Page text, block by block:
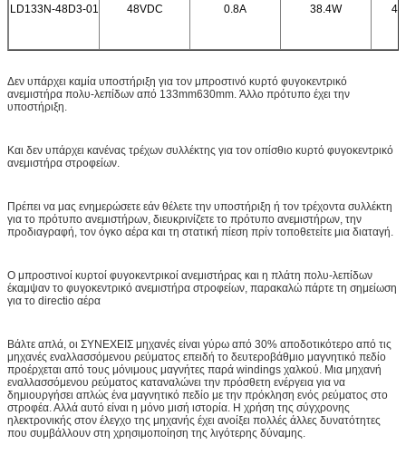
LD133N-48D3-01 48VDC 0.8A 38.4W
Δεν υπάρχει καμία υποστήριξη για τον μπροστινό κυρτό φυγοκεντρικό
ανεμιστήρα πολυ-λεπίδων από 133mm630mm. Άλλο πρότυπο έχει την
υποστήριξη.
Και δεν υπάρχει κανένας τρέχων συλλέκτης για τον οπίσθιο κυρτό φυγοκεντρικό
ανεμιστήρα στροφείων.
Πρέπει να μας ενημερώσετε εάν θέλετε την υποστήριξη ή τον τρέχοντα συλλέκτη
για το πρότυπο ανεμιστήρων, διευκρινίζετε το πρότυπο ανεμιστήρων, την
προδιαγραφή, τον όγκο αέρα και τη στατική πίεση πρίν τοποθετείτε μια διαταγή.
Ο μπροστινοί κυρτοί φυγοκεντρικοί ανεμιστήρας και η πλάτη πολυ-λεπίδων
έκαμψαν το φυγοκεντρικό ανεμιστήρα στροφείων, παρακαλώ πάρτε τη σημείωση
για το directio αέρα
Βάλτε απλά, οι ΣΥΝΕΧΕΙΣ μηχανές είναι γύρω από 30% αποδοτικότερο από τις
μηχανές εναλλασσόμενου ρεύματος επειδή το δευτεροβάθμιο μαγνητικό πεδίο
προέρχεται από τους μόνιμους μαγνήτες παρά windings χαλκού. Μια μηχανή
εναλλασσόμενου ρεύματος καταναλώνει την πρόσθετη ενέργεια για να
δημιουργήσει απλώς ένα μαγνητικό πεδίο με την πρόκληση ενός ρεύματος στο
στροφέα. Αλλά αυτό είναι η μόνο μισή ιστορία. Η χρήση της σύγχρονης
ηλεκτρονικής στον έλεγχο της μηχανής έχει ανοίξει πολλές άλλες δυνατότητες
που συμβάλλουν στη χρησιμοποίηση της λιγότερης δύναμης.